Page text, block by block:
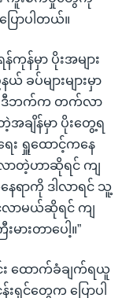
ောပါတယ်။
န်မှာ ပိုးအများ
ပ်များများမှာ
ဒီဘက်က တက်လာ
အချိန်မှာ ပိုးတွေ့ရ
ေး ရှူထောင့်ကနေ
တဲ့ဟာဆိုရင် ကျ
ေရာကို ဒါလာရင် သူ့
လာမယ်ဆိုရင် ကျ
မားတာပေါ့။”
း ထောက်ခံချက်ရယူ
တွေက ပြောပါ